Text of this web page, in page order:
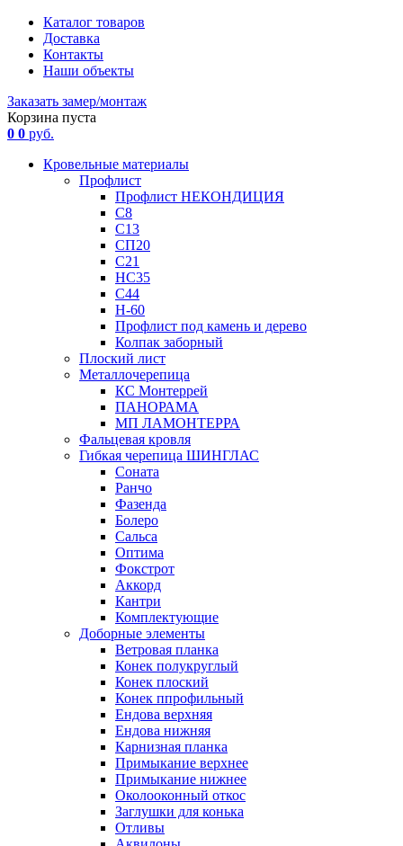
Каталог товаров
Доставка
Контакты
Наши объекты
Заказать замер/монтаж
Корзина пуста
0 0 руб.
Кровельные материалы
Профлист
Профлист НЕКОНДИЦИЯ
С8
С13
СП20
С21
НС35
С44
Н-60
Профлист под камень и дерево
Колпак заборный
Плоский лист
Металлочерепица
КС Монтеррей
ПАНОРАМА
МП ЛАМОНТЕРРА
Фальцевая кровля
Гибкая черепица ШИНГЛАС
Соната
Ранчо
Фазенда
Болеро
Сальса
Оптима
Фокстрот
Аккорд
Кантри
Комплектующие
Доборные элементы
Ветровая планка
Конек полукруглый
Конек плоский
Конек ппрофильный
Ендова верхняя
Ендова нижняя
Карнизная планка
Примыкание верхнее
Примыкание нижнее
Околооконный откос
Заглушки для конька
Отливы